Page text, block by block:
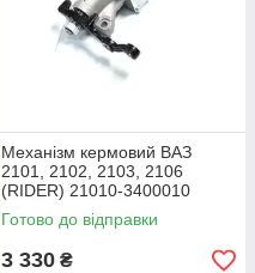
Механізм кермовий ВАЗ
2101, 2102, 2103, 2106
(RIDER) 21010-3400010
Готово до відправки
3 330 ₴